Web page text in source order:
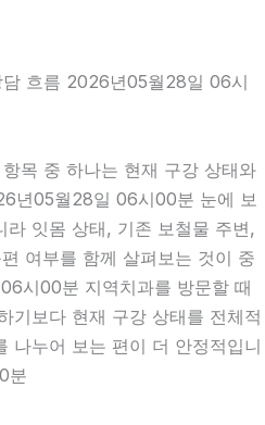
흐름 2026년05월28일 06시
목 중 하나는 현재 구강 상태와
년05월28일 06시00분 눈에 보
라 잇몸 상태, 기존 보철물 주변,
여부를 함께 살펴보는 것이 중
시00분 지역치과를 방문할 때
기보다 현재 구강 상태를 전체적
나누어 보는 편이 더 안정적입니
분